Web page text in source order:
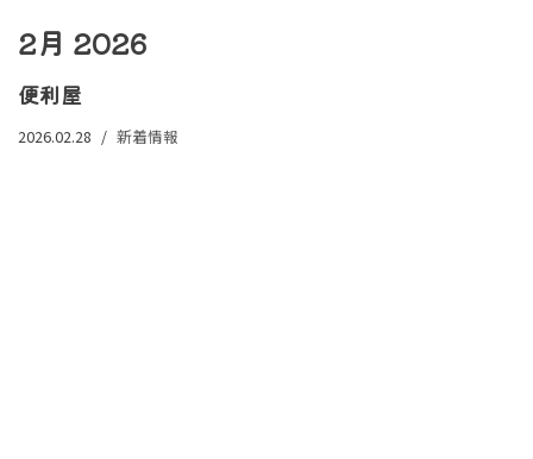
キ
ッ
2月 2026
便利屋
2026.02.28 新着情報